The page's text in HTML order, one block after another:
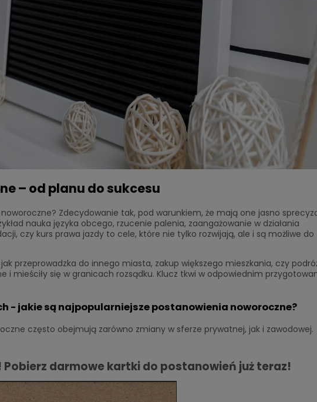
– od planu do sukcesu
Zdecydowanie tak, pod warunkiem, że mają one jasno
nauka języka obcego, rzucenie palenia, zaangażowanie w działania
czy kurs prawa jazdy to cele, które nie tylko rozwijają, ale i są możliwe do
przeprowadzka do innego miasta, zakup większego mieszkania, czy
i mieściły się w granicach rozsądku. Klucz tkwi w odpowiednim
- jakie są najpopularniejsze postanowienia noworoczne?
często obejmują zarówno zmiany w sferze prywatnej, jak i zawodowej.
Pobierz darmowe kartki do postanowień już teraz!